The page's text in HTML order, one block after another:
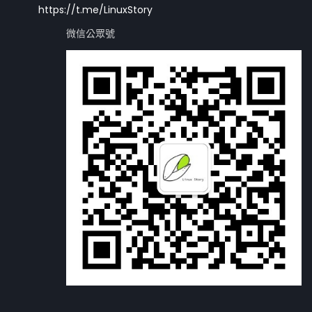
https://t.me/LinuxStory
微信公眾號